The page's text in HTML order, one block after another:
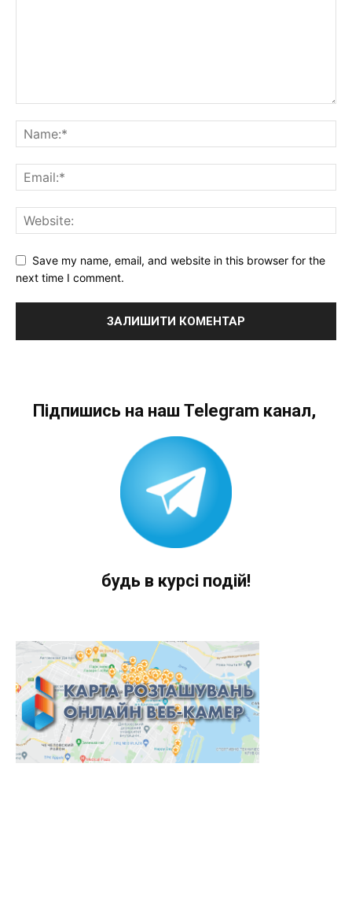
Save my name, email, and website in this browser for the
next time I comment.
Підпишись на наш Telegram канал,
будь в курсі подій!